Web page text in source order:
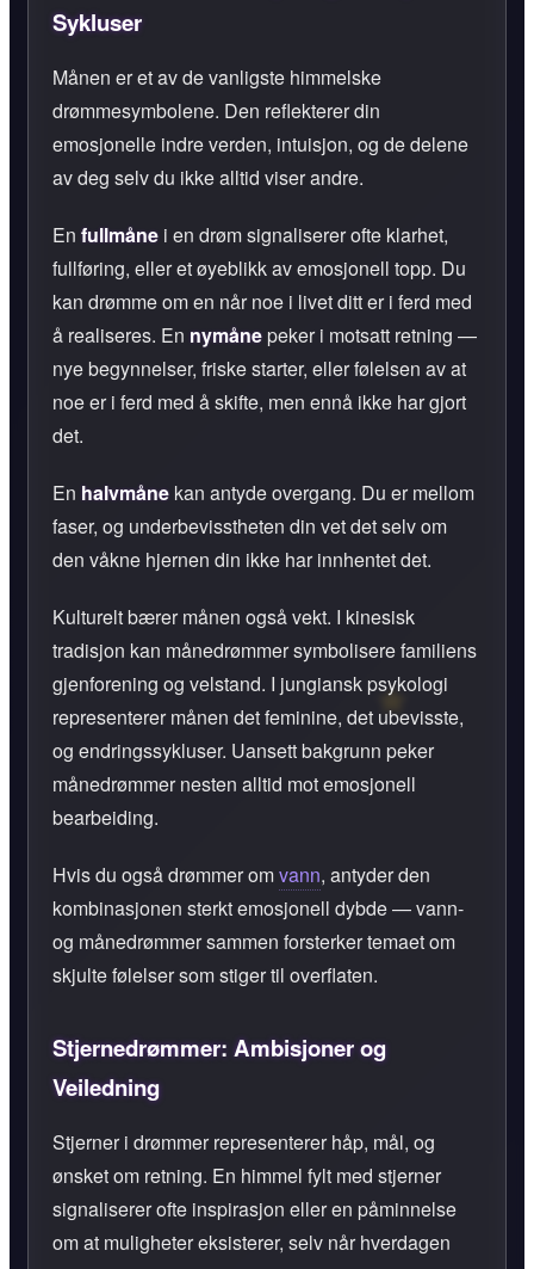
Sykluser
Månen er et av de vanligste himmelske
drømmesymbolene. Den reflekterer din
emosjonelle indre verden, intuisjon, og de delene
av deg selv du ikke alltid viser andre.
En fullmåne i en drøm signaliserer ofte klarhet,
fullføring, eller et øyeblikk av emosjonell topp. Du
kan drømme om en når noe i livet ditt er i ferd med
å realiseres. En nymånepeker i motsatt retning —
nye begynnelser, friske starter, eller følelsen av at
noe er i ferd med å skifte, men ennå ikke har gjort
det.
En halvmåne kan antyde overgang. Du er mellom
faser, og underbevisstheten din vet det selv om
den våkne hjernen din ikke har innhentet det.
Kulturelt bærer månen også vekt. I kinesisk
tradisjon kan månedrømmer symbolisere familiens
gjenforening og velstand. I jungiansk psykologi
representerer månen det feminine, det ubevisste,
og endringssykluser. Uansett bakgrunn peker
månedrømmer nesten alltid mot emosjonell
bearbeiding.
Hvis du også drømmer omvann, antyder den
kombinasjonen sterkt emosjonell dybde — vann-
og månedrømmer sammen forsterker temaet om
skjulte følelser som stiger til overflaten.
Stjernedrømmer: Ambisjoner og
Veiledning
Stjerner i drømmer representerer håp, mål, og
ønsket om retning. En himmel fylt med stjerner
signaliserer ofte inspirasjon eller en påminnelse
om at muligheter eksisterer, selv når hverdagen